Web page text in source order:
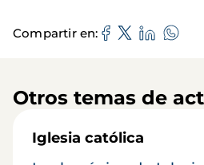
Compartir en
Otros temas de
Iglesia católica